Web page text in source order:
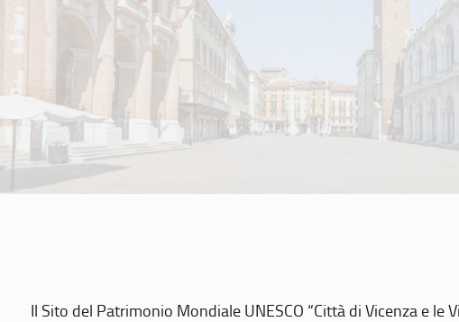
Il Sito del Patrimonio Mondiale UNESCO “Città di Vicenza e